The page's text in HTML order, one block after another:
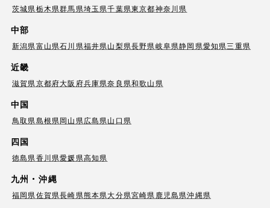
茨城県栃木県群馬県埼玉県千葉県東京都神奈川県
中部
新潟県富山県石川県福井県山梨県長野県岐阜県静岡県愛知県三重県
近畿
滋賀県京都府大阪府兵庫県奈良県和歌山県
中国
鳥取県島根県岡山県広島県山口県
四国
徳島県香川県愛媛県高知県
九州・沖縄
福岡県佐賀県長崎県熊本県大分県宮崎県鹿児島県沖縄県